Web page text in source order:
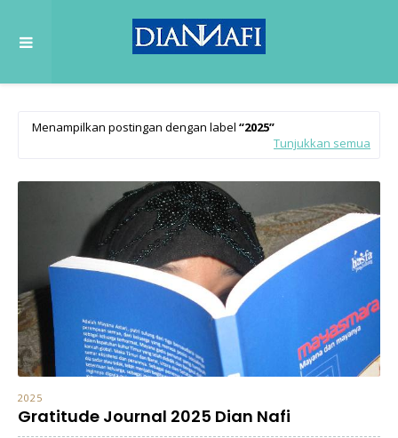
Menampilkan postingan dengan label
2025
Tunjukkan semua
2025
Gratitude Journal 2025 Dian Nafi